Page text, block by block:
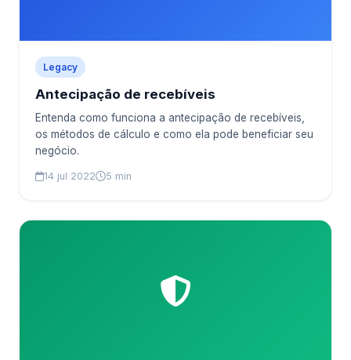
Legacy
Antecipação de recebíveis
Entenda como funciona a antecipação de recebíveis,
os métodos de cálculo e como ela pode beneficiar seu
negócio.
14 jul 2022 5 min